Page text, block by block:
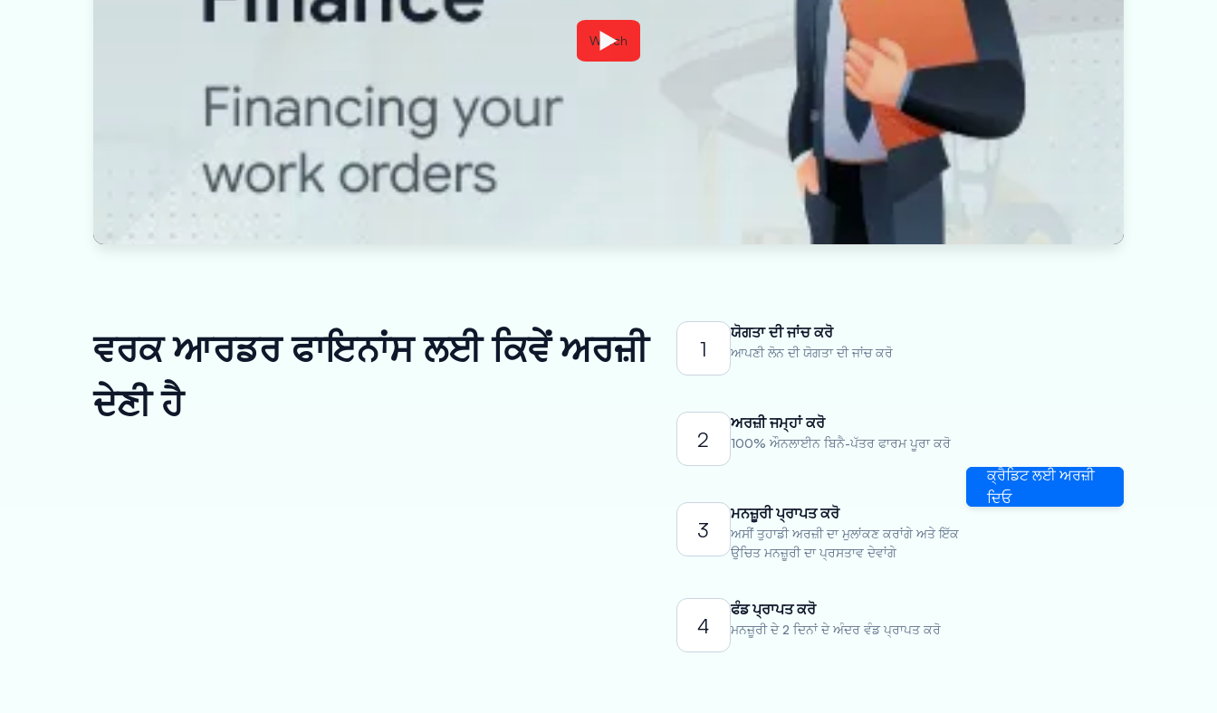
Watch
ਵਰਕ ਆਰਡਰ ਫਾਇਨਾਂਸ ਲਈ ਕਿਵੇਂ ਅਰਜ਼ੀ
ਦੇਣੀ ਹੈ
1
ਯੋਗਤਾ ਦੀ ਜਾਂਚ ਕਰੋ
ਆਪਣੀ ਲੋਨ ਦੀ ਯੋਗਤਾ ਦੀ ਜਾਂਚ ਕਰੋ
2
ਅਰਜ਼ੀ ਜਮ੍ਹਾਂ ਕਰੋ
100% ਔਨਲਾਈਨ ਬਿਨੈ-ਪੱਤਰ ਫਾਰਮ ਪੂਰਾ ਕਰੋ
3
ਮਨਜ਼ੂਰੀ ਪ੍ਰਾਪਤ ਕਰੋ
ਅਸੀਂ ਤੁਹਾਡੀ ਅਰਜ਼ੀ ਦਾ ਮੁਲਾਂਕਣ ਕਰਾਂਗੇ ਅਤੇ ਇੱਕ
ਉਚਿਤ ਮਨਜ਼ੂਰੀ ਦਾ ਪ੍ਰਸਤਾਵ ਦੇਵਾਂਗੇ
4
ਫੰਡ ਪ੍ਰਾਪਤ ਕਰੋ
ਮਨਜ਼ੂਰੀ ਦੇ 2 ਦਿਨਾਂ ਦੇ ਅੰਦਰ ਵੰਡ ਪ੍ਰਾਪਤ ਕਰੋ
ਕ੍ਰੈਡਿਟ ਲਈ ਅਰਜ਼ੀ
ਦਿਓ